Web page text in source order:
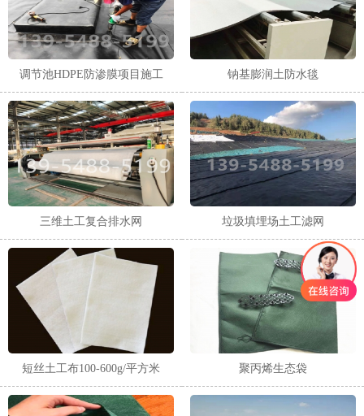
调节池HDPE防渗膜项目施工 钠基膨润土防水毯
三维土工复合排水网 垃圾填埋场土工滤网
短丝土工布100-600g/平方米 聚丙烯生态袋